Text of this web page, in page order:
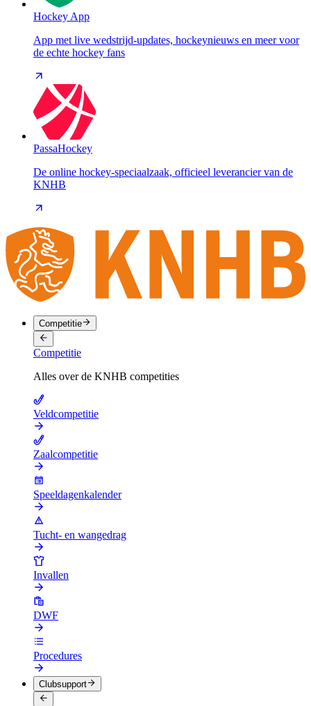
Hockey App
App met live wedstrijd-updates, hockeynieuws en meer voor
de echte hockey fans
PassaHockey
De online hockey-speciaalzaak, officieel leverancier van de
KNHB
Competitie
Competitie
Alles over de KNHB competities
Veldcompetitie
Zaalcompetitie
Speeldagenkalender
Tucht- en wangedrag
Invallen
DWF
Procedures
Clubsupport